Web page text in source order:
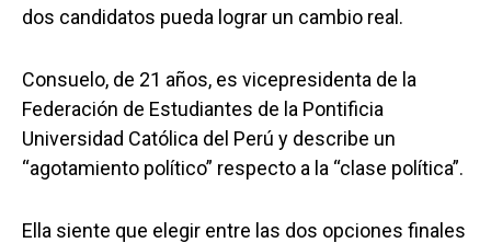
dos candidatos pueda lograr un cambio real.
Consuelo, de 21 años, es vicepresidenta de la
Federación de Estudiantes de la Pontificia
Universidad Católica del Perú y describe un
“agotamiento político” respecto a la “clase política”.
Ella siente que elegir entre las dos opciones finales